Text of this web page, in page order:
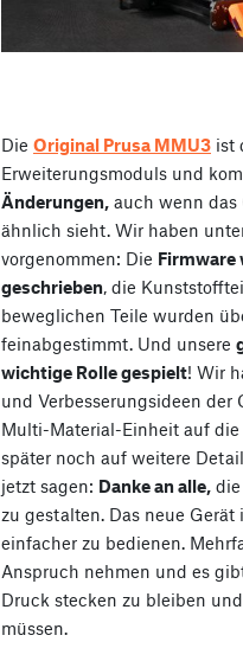
Die Original Prusa MMU3 ist
Erweiterungsmoduls und
Änderungen, auch wenn das
ähnlich sieht. Wir haben
vorgenommen: Die Firmware
geschrieben, die
beweglichen Teile wurden
feinabgestimmt. Und unsere
wichtige Rolle gespielt! Wir
und Verbesserungsideen
Multi-Material-Einheit auf
später noch auf weitere
jetzt sagen: Danke an alle,
zu gestalten. Das neue
einfacher zu bedienen.
Anspruch nehmen und es
Druck stecken zu bleiben
müssen.